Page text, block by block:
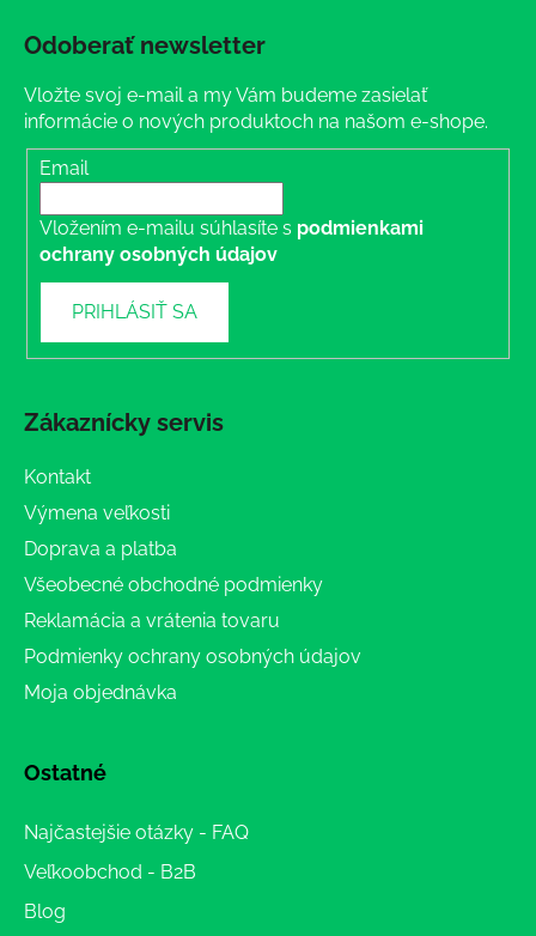
Odoberať newsletter
Vložte svoj e-mail a my Vám budeme zasielať
informácie o nových produktoch na našom e-shope.
Email
Vložením e-mailu súhlasíte s podmienkami
ochrany osobných údajov
PRIHLÁSIŤ SA
Zákaznícky servis
Kontakt
Výmena veľkosti
Doprava a platba
Všeobecné obchodné podmienky
Reklamácia a vrátenia tovaru
Podmienky ochrany osobných údajov
Moja objednávka
Ostatné
Najčastejšie otázky - FAQ
Veľkoobchod - B2B
Blog